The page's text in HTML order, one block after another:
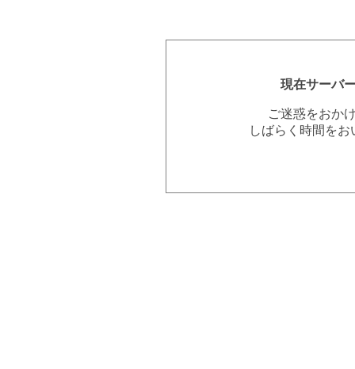
現在サーバ
ご迷惑をおか
しばらく時間を